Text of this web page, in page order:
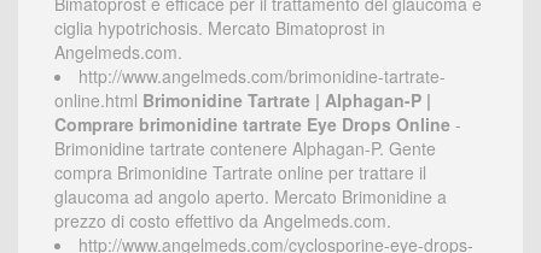
ciglia hypotrichosis. Mercato Bimatoprost in
Angelmeds.com.
http://www.angelmeds.com/brimonidine-tartrate-
online.html Brimonidine Tartrate | Alphagan-P |
Comprare brimonidine tartrate Eye Drops Online -
Brimonidine tartrate contenere Alphagan-P. Gente
compra Brimonidine Tartrate online per trattare il
glaucoma ad angolo aperto. Mercato Brimonidine a
prezzo di costo effettivo da Angelmeds.com.
http://www.angelmeds.com/cyclosporine-eye-drops-